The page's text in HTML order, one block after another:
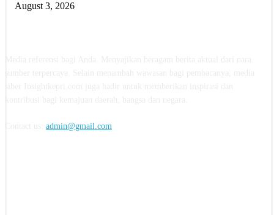
August 3, 2026
admin@gmail.com